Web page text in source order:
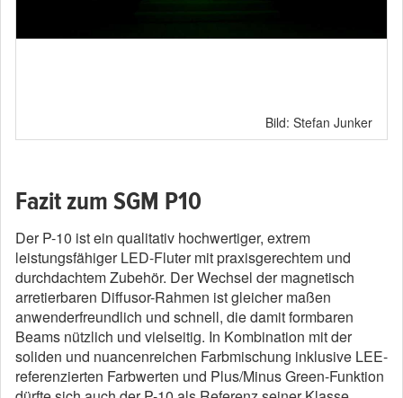
Bild: Stefan Junker
Fazit zum SGM P10
Der P-10 ist ein qualitativ hochwertiger, extrem
leistungsfähiger LED-Fluter mit praxisgerechtem und
durchdachtem Zubehör. Der Wechsel der magnetisch
arretierbaren Diffusor-Rahmen ist gleicher maßen
anwenderfreundlich und schnell, die damit formbaren
Beams nützlich und vielseitig. In Kombination mit der
soliden und nuancenreichen Farbmischung inklusive LEE-
referenzierten Farbwerten und Plus/Minus Green-Funktion